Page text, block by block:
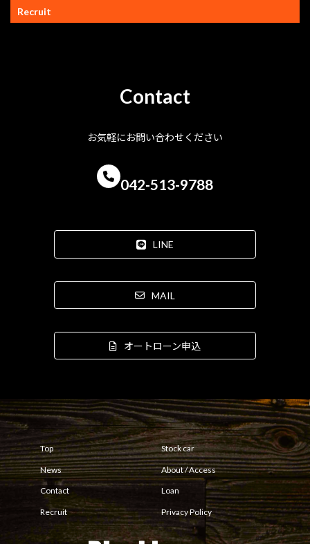
品
Recruit
Contact
お気軽にお問い合わせください
042-513-9788
LINE
MAIL
オートローン申込
Top Stock car
News About / Access
Contact Loan
Recruit Privacy Policy